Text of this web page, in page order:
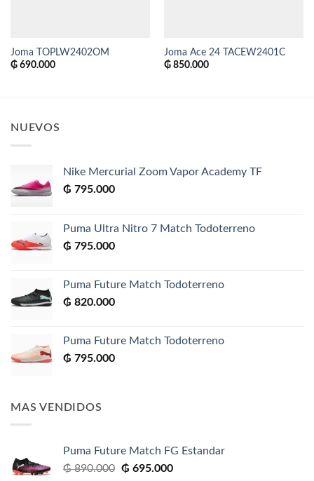
Joma TOPLW2402OM
₲690.000
Joma Ace 24 TACEW2401C
₲850.000
NUEVOS
Nike Mercurial Zoom Vapor Academy TF
₲ 795.000
Puma Ultra Nitro 7 Match Todoterreno
₲ 795.000
Puma Future Match Todoterreno
₲ 820.000
Puma Future Match Todoterreno
₲ 795.000
MAS VENDIDOS
Puma Future Match FG Estandar
₲890.000 El
₲ 695.000El